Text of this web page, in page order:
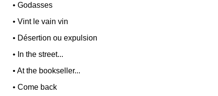
•Godasses
•Vint le vain vin
• Désertion ou expulsion
• In the street...
•At the bookseller...
•Come back